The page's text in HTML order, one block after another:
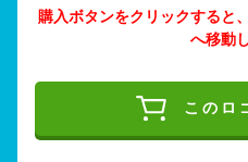
購入ボタンをクリックすると
へ移動
このロ